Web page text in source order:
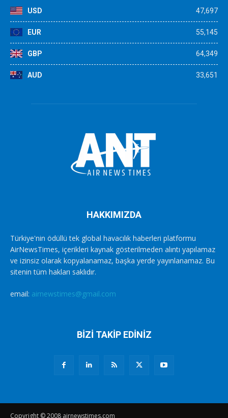
USD 47,697
EUR 55,145
GBP 64,349
AUD 33,651
HAKKIMIZDA
Türkiye'nin ödüllü tek global havacılık haberleri platformu
AirNewsTimes, içerikleri kaynak gösterilmeden alıntı yapılamaz
ve izinsiz olarak kopyalanamaz, başka yerde yayınlanamaz. Bu
sitenin tüm hakları saklıdır.
email: airnewstimes@gmail.com
BİZİ TAKİP EDİNİZ
Copyright © 2008 airnewstimes.com